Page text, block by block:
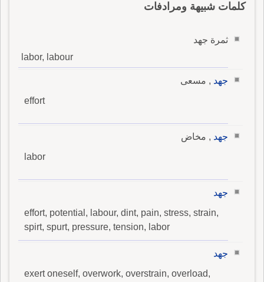
كلمات شبيهة ومرادفات
ثمرة جهد
labor, labour
جهد , مسعى
effort
جهد , مخاض
labor
جهد
effort, potential, labour, dint, pain, stress, strain,
spirt, spurt, pressure, tension, labor
جهد
exert oneself, overwork, overstrain, overload,